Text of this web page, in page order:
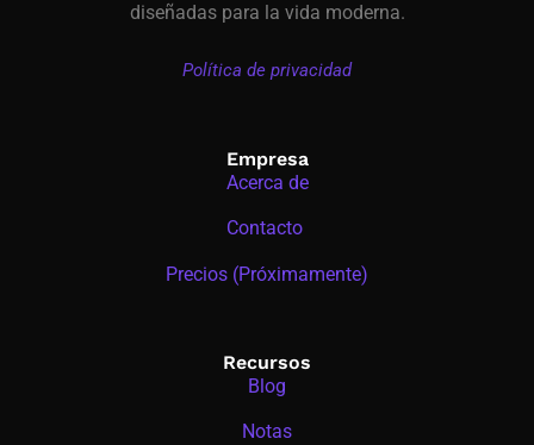
diseñadas para la vida moderna.
Política de privacidad
Empresa
Acerca de
Contacto
Precios (Próximamente)
Recursos
Blog
Notas